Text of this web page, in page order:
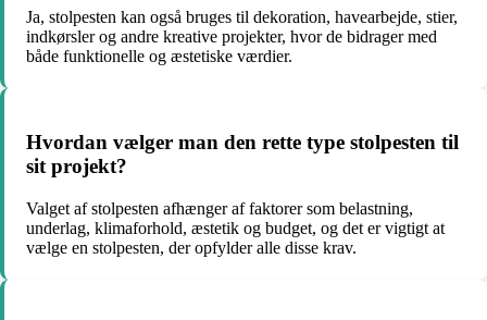
Ja, stolpesten kan også bruges til dekoration, havearbejde, stier,
indkørsler og andre kreative projekter, hvor de bidrager med
både funktionelle og æstetiske værdier.
Hvordan vælger man den rette type stolpesten til
sit projekt?
Valget af stolpesten afhænger af faktorer som belastning,
underlag, klimaforhold, æstetik og budget, og det er vigtigt at
vælge en stolpesten, der opfylder alle disse krav.